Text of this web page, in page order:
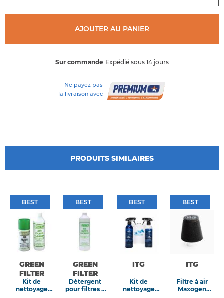
AJOUTER AU PANIER
Sur commande Expédié sous 14 jours
Ne payez pas
la livraison avec
PRODUITS SIMILAIRES
BEST
BEST
GREEN
FILTER
Kit de
nettoyage
BEST
BEST
GREEN
FILTER
Détergent
pour filtres à
BEST
BEST
ITG
Kit de
nettoyage
BEST
BEST
ITG
Filtre à air
Maxogen